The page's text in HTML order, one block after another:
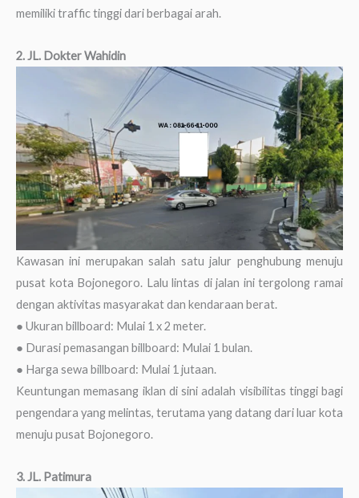
memiliki traffic tinggi dari berbagai arah.
2. JL. Dokter Wahidin
Kawasan ini merupakan salah satu jalur penghubung menuju
pusat kota Bojonegoro. Lalu lintas di jalan ini tergolong ramai
dengan aktivitas masyarakat dan kendaraan berat.
● Ukuran billboard: Mulai 1 x 2 meter.
● Durasi pemasangan billboard: Mulai 1 bulan.
● Harga sewa billboard: Mulai 1 jutaan.
Keuntungan memasang iklan di sini adalah visibilitas tinggi bagi
pengendara yang melintas, terutama yang datang dari luar kota
menuju pusat Bojonegoro.
3. JL. Patimura